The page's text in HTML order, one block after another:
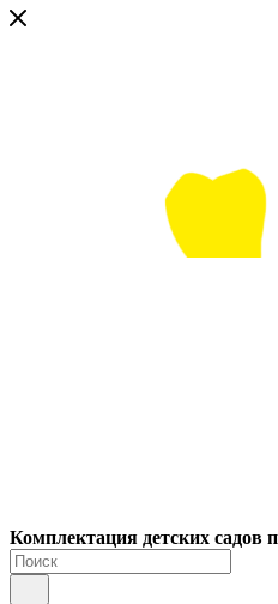
Комплектация детских